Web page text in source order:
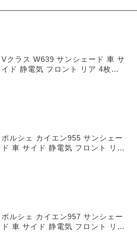
Vクラス W639 サンシェード 車 サ
イド 静電気 フロント リア 4枚セ
ポルシェ カイエン955 サンシェー
ド 車 サイド 静電気 フロント リア
ポルシェ カイエン957 サンシェー
ド 車 サイド 静電気 フロント リア